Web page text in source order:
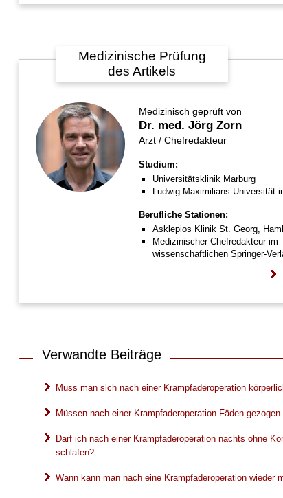
Medizinische Prüfung
des Artikels
Medizinisch geprüft von
Dr. med. Jörg Zorn
Arzt / Chefredakteur
Studium:
Universitätsklinik Marburg
Ludwig-Maximilians-Universität
Berufliche Stationen:
Asklepios Klinik St. Georg,
Medizinischer Chefredakteur im
wissenschaftlichen Springer-
Verwandte Beiträge
Muss man sich nach einer Krampfaderoperation
Müssen nach einer Krampfaderoperation Fäden gezogen
Darf ich nach einer Krampfaderoperation nachts ohne
schlafen?
Wann kann man nach eine Krampfaderoperation wieder